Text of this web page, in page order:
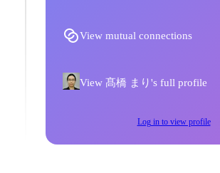
View mutual connections
View 髙橋 まり's full profile
Log in to view profile